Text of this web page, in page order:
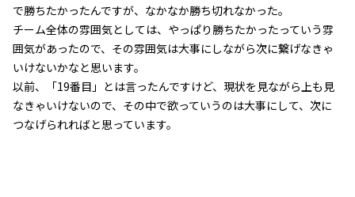
で勝ちたかったんですが、なかなか勝ち切れなかった。
チーム全体の雰囲気としては、やっぱり勝ちたかったっていう雰
囲気があったので、その雰囲気は大事にしながら次に繋げなきゃ
いけないかなと思います。
以前、「19番目」とは言ったんですけど、現状を見ながら上も見
なきゃいけないので、その中で欲っていうのは大事にして、次に
つなげられればと思っています。